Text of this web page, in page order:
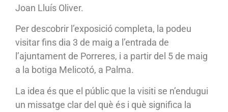
Joan Lluís Oliver.
Per descobrir l’exposició completa, la podeu
visitar fins dia 3 de maig a l’entrada de
l’ajuntament de Porreres, i a partir del 5 de maig
a la botiga Melicotó, a Palma.
La idea és que el públic que la visiti se n’endugui
un missatge clar del què és i què significa la